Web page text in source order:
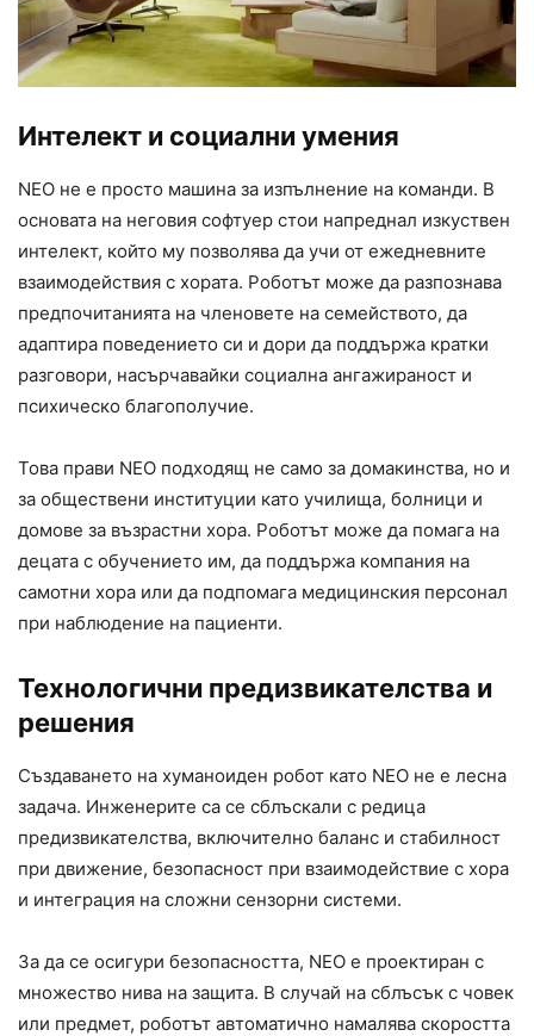
Интелект и социални умения
NEO не е просто машина за изпълнение на команди. В
основата на неговия софтуер стои напреднал изкуствен
интелект, който му позволява да учи от ежедневните
взаимодействия с хората. Роботът може да разпознава
предпочитанията на членовете на семейството, да
адаптира поведението си и дори да поддържа кратки
разговори, насърчавайки социална ангажираност и
психическо благополучие.
Това прави NEO подходящ не само за домакинства, но и
за обществени институции като училища, болници и
домове за възрастни хора. Роботът може да помага на
децата с обучението им, да поддържа компания на
самотни хора или да подпомага медицинския персонал
при наблюдение на пациенти.
Технологични предизвикателства и
решения
Създаването на хуманоиден робот като NEO не е лесна
задача. Инженерите са се сблъскали с редица
предизвикателства, включително баланс и стабилност
при движение, безопасност при взаимодействие с хора
и интеграция на сложни сензорни системи.
За да се осигури безопасността, NEO е проектиран с
множество нива на защита. В случай на сблъсък с човек
или предмет, роботът автоматично намалява скоростта